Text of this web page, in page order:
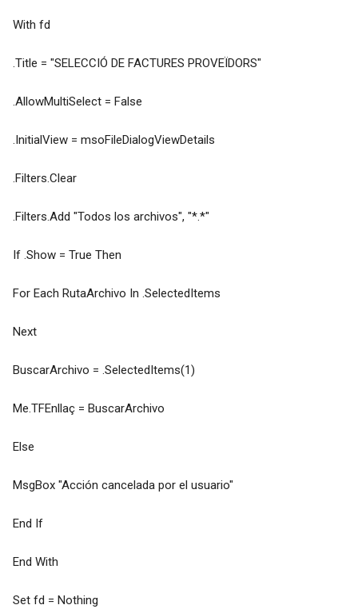
With fd
.Title = "SELECCIÓ DE FACTURES PROVEÏDORS"
.AllowMultiSelect = False
.InitialView = msoFileDialogViewDetails
.Filters.Clear
.Filters.Add "Todos los archivos", "*.*"
If .Show = True Then
For Each RutaArchivo In .SelectedItems
Next
BuscarArchivo = .SelectedItems(1)
Me.TFEnllaç = BuscarArchivo
Else
MsgBox "Acción cancelada por el usuario"
End If
End With
Set fd = Nothing